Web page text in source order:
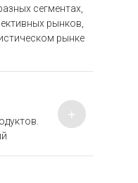
сегментах,
рынков,
рынке
+